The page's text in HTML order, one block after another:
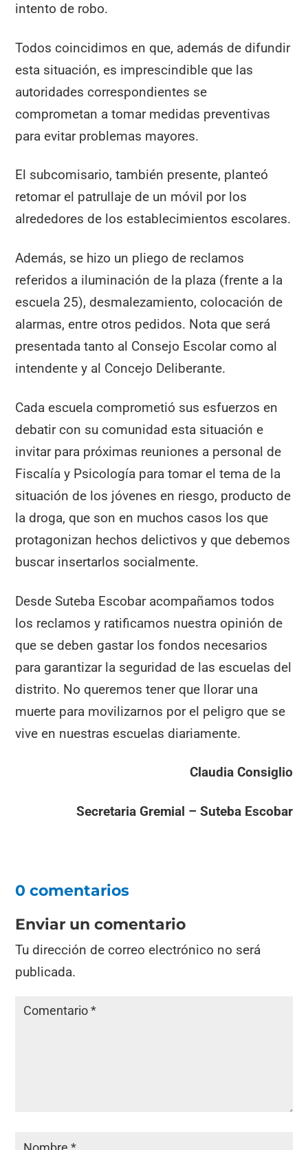
intento de robo.
Todos coincidimos en que, además de difundir
esta situación, es imprescindible que las
autoridades correspondientes se
comprometan a tomar medidas preventivas
para evitar problemas mayores.
El subcomisario, también presente, planteó
retomar el patrullaje de un móvil por los
alrededores de los establecimientos escolares.
Además, se hizo un pliego de reclamos
referidos a iluminación de la plaza (frente a la
escuela 25), desmalezamiento, colocación de
alarmas, entre otros pedidos. Nota que será
presentada tanto al Consejo Escolar como al
intendente y al Concejo Deliberante.
Cada escuela comprometió sus esfuerzos en
debatir con su comunidad esta situación e
invitar para próximas reuniones a personal de
Fiscalía y Psicología para tomar el tema de la
situación de los jóvenes en riesgo, producto de
la droga, que son en muchos casos los que
protagonizan hechos delictivos y que debemos
buscar insertarlos socialmente.
Desde Suteba Escobar acompañamos todos
los reclamos y ratificamos nuestra opinión de
que se deben gastar los fondos necesarios
para garantizar la seguridad de las escuelas del
distrito. No queremos tener que llorar una
muerte para movilizarnos por el peligro que se
vive en nuestras escuelas diariamente.
Claudia Consiglio
Secretaria Gremial – Suteba Escobar
0 comentarios
Enviar un comentario
Tu dirección de correo electrónico no será
publicada.